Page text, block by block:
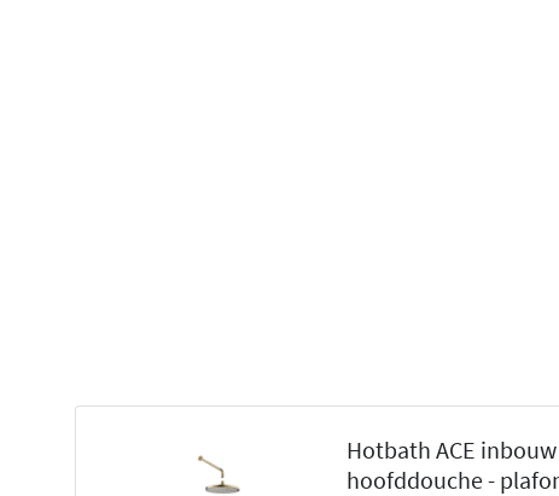
Naast deze inbouwset met thermostaat is de set ook
Hotbath ACE
hoofddouche -